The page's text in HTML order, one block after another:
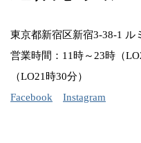
東京都新宿区新宿3-38-1 ル
営業時間：11時～23時（
（LO21時30分）
Facebook
Instagram